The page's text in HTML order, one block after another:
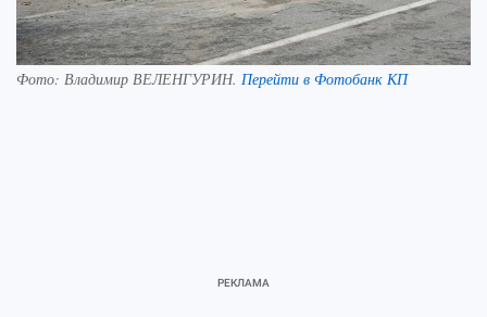
Фото: Владимир ВЕЛЕНГУРИН. Перейти в Фотобанк КП